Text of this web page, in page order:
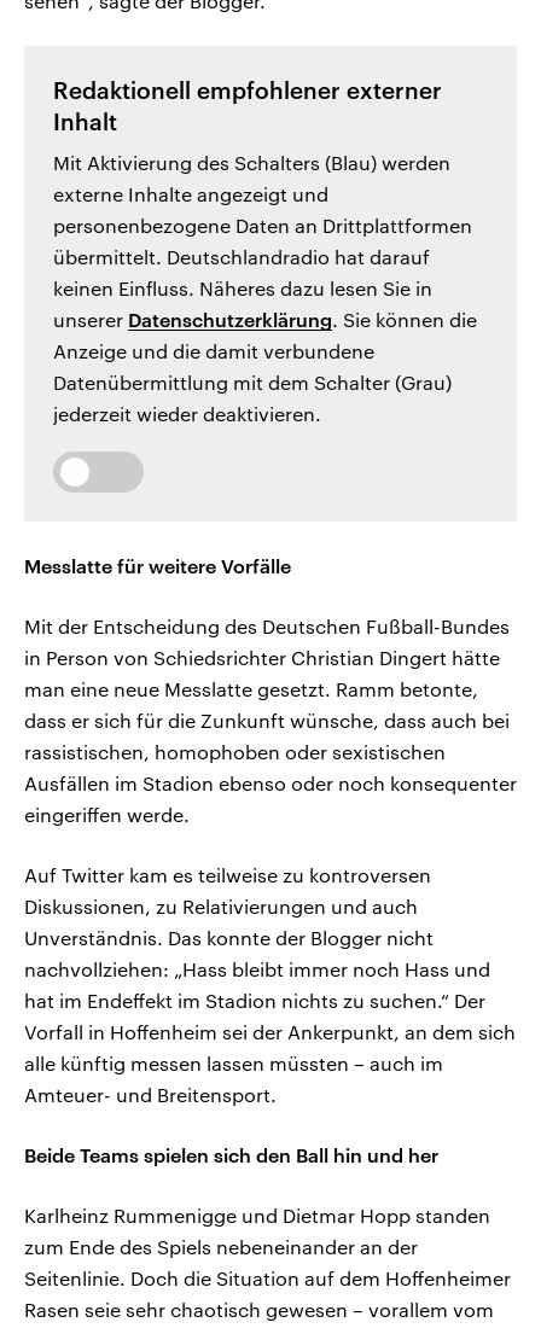
Redaktionell empfohlener externer
Inhalt
Mit Aktivierung des Schalters (Blau) werden
externe Inhalte angezeigt und
personenbezogene Daten an Drittplattformen
übermittelt. Deutschlandradio hat darauf
keinen Einfluss. Näheres dazu lesen Sie in
unserer Datenschutzerklärung. Sie können die
Anzeige und die damit verbundene
Datenübermittlung mit dem Schalter (Grau)
jederzeit wieder deaktivieren.
Messlatte für weitere Vorfälle
Mit der Entscheidung des Deutschen Fußball-Bundes
in Person von Schiedsrichter Christian Dingert hätte
man eine neue Messlatte gesetzt. Ramm betonte,
dass er sich für die Zunkunft wünsche, dass auch bei
rassistischen, homophoben oder sexistischen
Ausfällen im Stadion ebenso oder noch konsequenter
eingeriffen werde.
Auf Twitter kam es teilweise zu kontroversen
Diskussionen, zu Relativierungen und auch
Unverständnis. Das konnte der Blogger nicht
nachvollziehen: „Hass bleibt immer noch Hass und
hat im Endeffekt im Stadion nichts zu suchen.“ Der
Vorfall in Hoffenheim sei der Ankerpunkt, an dem sich
alle künftig messen lassen müssten – auch im
Amteuer- und Breitensport.
Beide Teams spielen sich den Ball hin und her
Karlheinz Rummenigge und Dietmar Hopp standen
zum Ende des Spiels nebeneinander an der
Seitenlinie. Doch die Situation auf dem Hoffenheimer
Rasen seie sehr chaotisch gewesen – vorallem vom